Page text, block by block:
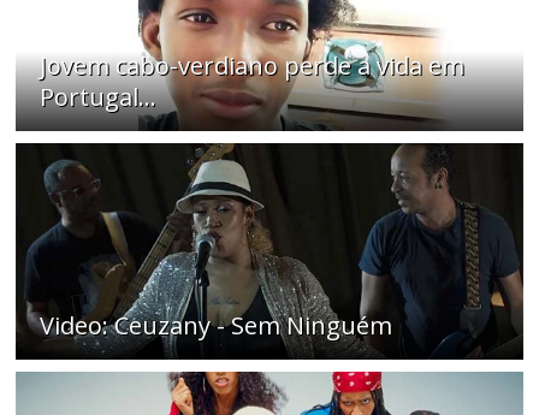
Jovem cabo-verdiano perde a vida em
Portugal...
Video: Ceuzany - Sem Ninguém